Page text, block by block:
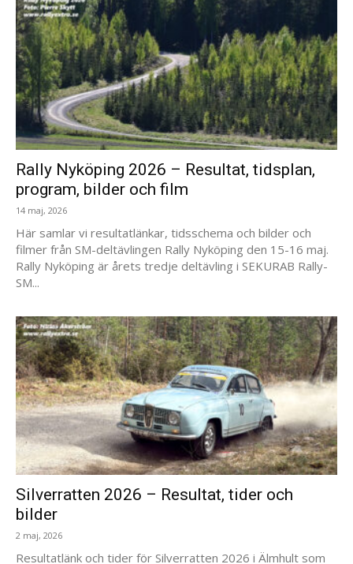
Rally Nyköping 2026 – Resultat, tidsplan,
program, bilder och film
14 maj, 2026
Här samlar vi resultatlänkar, tidsschema och bilder och
filmer från SM-deltävlingen Rally Nyköping den 15-16 maj.
Rally Nyköping är årets tredje deltävling i SEKURAB Rally-
SM...
Silverratten 2026 – Resultat, tider och
bilder
2 maj, 2026
Resultatlänk och tider för Silverratten 2026 i Älmhult som